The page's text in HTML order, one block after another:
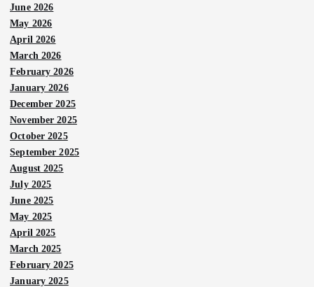
June 2026
May 2026
April 2026
March 2026
February 2026
January 2026
December 2025
November 2025
October 2025
September 2025
August 2025
July 2025
June 2025
May 2025
April 2025
March 2025
February 2025
January 2025